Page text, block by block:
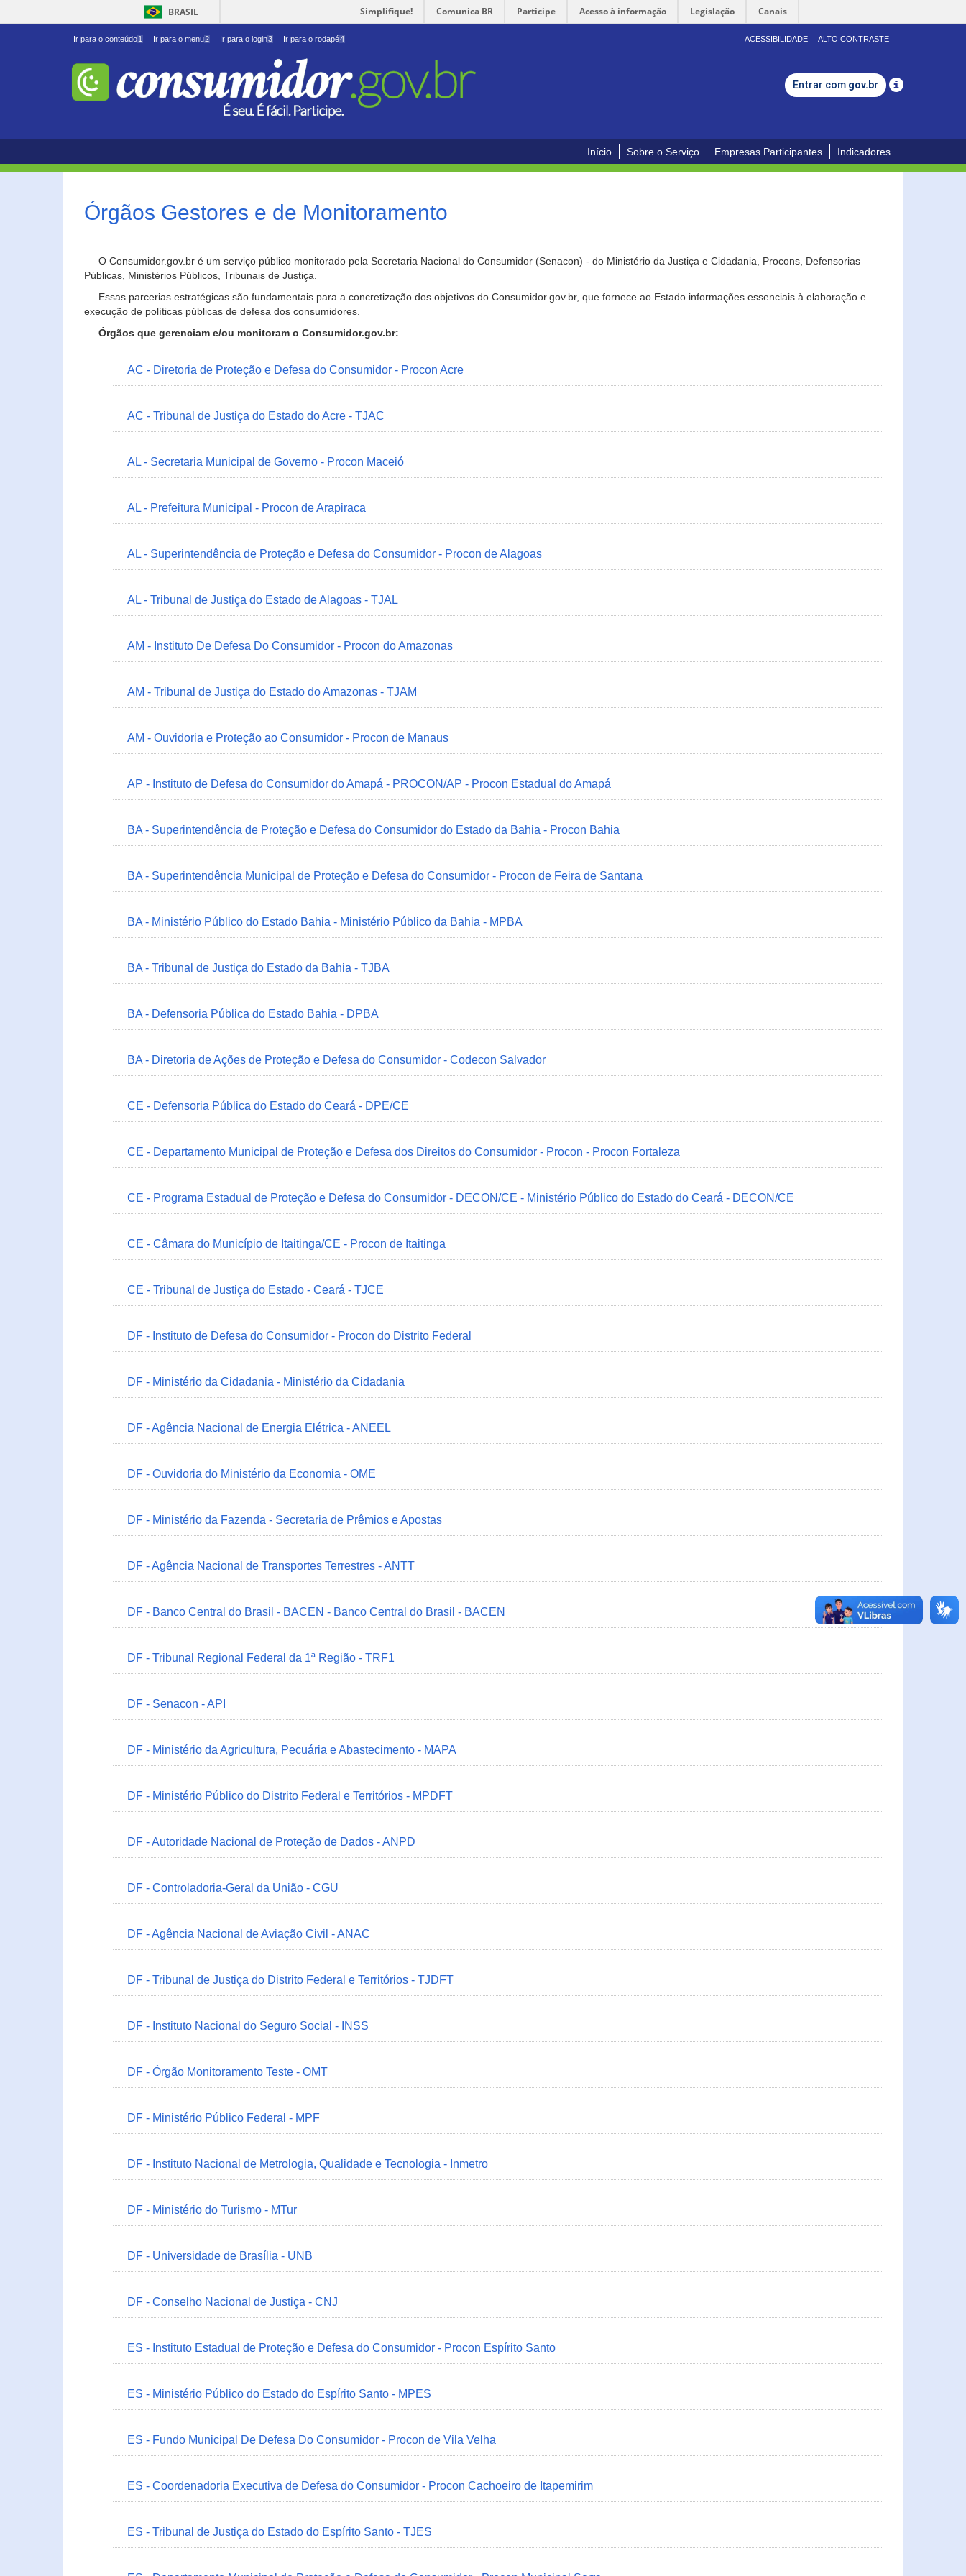
BRASIL Simplifique! Comunica BR Participe Acesso à informação Legislação Canais
Ir para o conteúdo1 Ir para o menu2 Ir para o login3 Ir para o rodapé4 ACESSIBILIDADE ALTO CONTRASTE
Entrar com gov.br
Início Sobre o Serviço Empresas Participantes Indicadores
Órgãos Gestores e de Monitoramento
O Consumidor.gov.br é um serviço público monitorado pela Secretaria Nacional do Consumidor (Senacon) - do Ministério da Justiça e Cidadania, Procons, Defensorias
Públicas, Ministérios Públicos, Tribunais de Justiça.
Essas parcerias estratégicas são fundamentais para a concretização dos objetivos do Consumidor.gov.br, que fornece ao Estado informações essenciais à elaboração e
execução de políticas públicas de defesa dos consumidores.
Órgãos que gerenciam e/ou monitoram o Consumidor.gov.br:
AC - Diretoria de Proteção e Defesa do Consumidor - Procon Acre
AC - Tribunal de Justiça do Estado do Acre - TJAC
AL - Secretaria Municipal de Governo - Procon Maceió
AL - Prefeitura Municipal - Procon de Arapiraca
AL - Superintendência de Proteção e Defesa do Consumidor - Procon de Alagoas
AL - Tribunal de Justiça do Estado de Alagoas - TJAL
AM - Instituto De Defesa Do Consumidor - Procon do Amazonas
AM - Tribunal de Justiça do Estado do Amazonas - TJAM
AM - Ouvidoria e Proteção ao Consumidor - Procon de Manaus
AP - Instituto de Defesa do Consumidor do Amapá - PROCON/AP - Procon Estadual do Amapá
BA - Superintendência de Proteção e Defesa do Consumidor do Estado da Bahia - Procon Bahia
BA - Superintendência Municipal de Proteção e Defesa do Consumidor - Procon de Feira de Santana
BA - Ministério Público do Estado Bahia - Ministério Público da Bahia - MPBA
BA - Tribunal de Justiça do Estado da Bahia - TJBA
BA - Defensoria Pública do Estado Bahia - DPBA
BA - Diretoria de Ações de Proteção e Defesa do Consumidor - Codecon Salvador
CE - Defensoria Pública do Estado do Ceará - DPE/CE
CE - Departamento Municipal de Proteção e Defesa dos Direitos do Consumidor - Procon - Procon Fortaleza
CE - Programa Estadual de Proteção e Defesa do Consumidor - DECON/CE - Ministério Público do Estado do Ceará - DECON/CE
CE - Câmara do Município de Itaitinga/CE - Procon de Itaitinga
CE - Tribunal de Justiça do Estado - Ceará - TJCE
DF - Instituto de Defesa do Consumidor - Procon do Distrito Federal
DF - Ministério da Cidadania - Ministério da Cidadania
DF - Agência Nacional de Energia Elétrica - ANEEL
DF - Ouvidoria do Ministério da Economia - OME
DF - Ministério da Fazenda - Secretaria de Prêmios e Apostas
DF - Agência Nacional de Transportes Terrestres - ANTT
DF - Banco Central do Brasil - BACEN - Banco Central do Brasil - BACEN
DF - Tribunal Regional Federal da 1ª Região - TRF1
DF - Senacon - API
DF - Ministério da Agricultura, Pecuária e Abastecimento - MAPA
DF - Ministério Público do Distrito Federal e Territórios - MPDFT
DF - Autoridade Nacional de Proteção de Dados - ANPD
DF - Controladoria-Geral da União - CGU
DF - Agência Nacional de Aviação Civil - ANAC
DF - Tribunal de Justiça do Distrito Federal e Territórios - TJDFT
DF - Instituto Nacional do Seguro Social - INSS
DF - Órgão Monitoramento Teste - OMT
DF - Ministério Público Federal - MPF
DF - Instituto Nacional de Metrologia, Qualidade e Tecnologia - Inmetro
DF - Ministério do Turismo - MTur
DF - Universidade de Brasília - UNB
DF - Conselho Nacional de Justiça - CNJ
ES - Instituto Estadual de Proteção e Defesa do Consumidor - Procon Espírito Santo
ES - Ministério Público do Estado do Espírito Santo - MPES
ES - Fundo Municipal De Defesa Do Consumidor - Procon de Vila Velha
ES - Coordenadoria Executiva de Defesa do Consumidor - Procon Cachoeiro de Itapemirim
ES - Tribunal de Justiça do Estado do Espírito Santo - TJES